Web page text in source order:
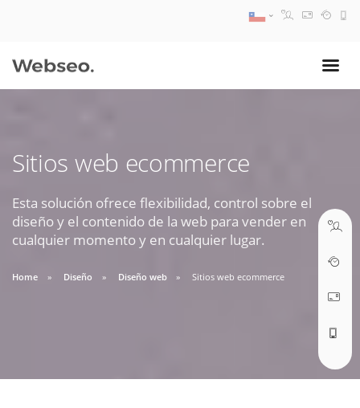
Sitios web ecommerce
Esta solución ofrece flexibilidad, control sobre el
diseño y el contenido de la web para vender en
cualquier momento y en cualquier lugar.
Home Diseño Diseño web Sitios web ecommerce
09:30 AM A 18:30 PM
soporte@webseo.cl
ABRIR TICKET